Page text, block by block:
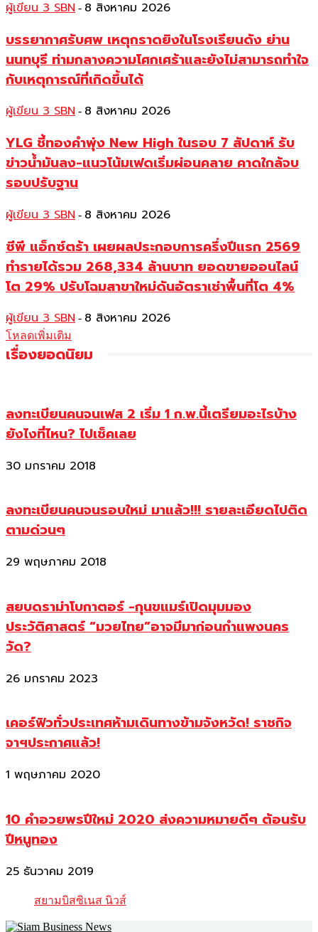
ผู้เขียน 3 SBN - 8 สิงหาคม 2026
บรรยากาศรับศพ เหตุกราดยิงในโรงเรียนดัง ย่าน
นนทบุรี ท่ามกลางความโศกเศร้าและยังไม่สามารถทำใจ
กับเหตุการณ์ที่เกิดขึ้นได้
ผู้เขียน 3 SBN - 8 สิงหาคม 2026
YLG ชี้ทองคำพุ่ง New High ในรอบ 7 สัปดาห์ รับ
ข่าวน้ำมันลง-แนวโน้มเฟดเริ่มผ่อนคลาย คาดใกล้จบ
รอบปรับฐาน
ผู้เขียน 3 SBN - 8 สิงหาคม 2026
ซีพี แอ็กซ์ตร้า เผยผลประกอบการครึ่งปีแรก 2569
ทำรายได้รวม 268,334 ล้านบาท ยอดขายออนไลน์
โต 29% ปรับโฉมสาขาใหม่ดันอัตราเช่าพื้นที่โต 4%
ผู้เขียน 3 SBN - 8 สิงหาคม 2026
โหลดเพิ่มเติม
เรื่องยอดนิยม
ลงทะเบียนคนจนเฟส 2 เริ่ม 1 ก.พ.นี้เตรียมอะไรบ้าง
ยังไงที่ไหน? ไปเช็คเลย
30 มกราคม 2018
ลงทะเบียนคนจนรอบใหม่ มาแล้ว!!! รายละเอียดไปติด
ตามด่วนๆ
29 พฤษภาคม 2018
สยบดราม่าโบกาตอร์ -กุนขแมร์เปิดมุมมอง
ประวัติศาสตร์ “มวยไทย”อาจมีมาก่อนกำแพงนคร
วัด?
26 มกราคม 2023
เคอร์ฟิวทั่วประเทศห้ามเดินทางข้ามจังหวัด! ราชกิจ
จาฯประกาศแล้ว!
1 พฤษภาคม 2020
10 คำอวยพรปีใหม่ 2020 ส่งความหมายดีๆ ต้อนรับ
ปีหนูทอง
25 ธันวาคม 2019
สยามบิสซิเนส นิวส์